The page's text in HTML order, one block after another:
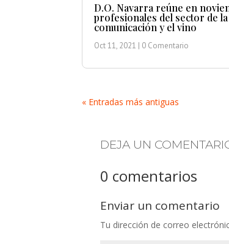
D.O. Navarra reúne en
profesionales del sector de la
comunicación y el vino
Oct 11, 2021 | 0 Comentario
« Entradas más antiguas
DEJA UN
0 comentarios
Enviar un comentario
Tu dirección de correo